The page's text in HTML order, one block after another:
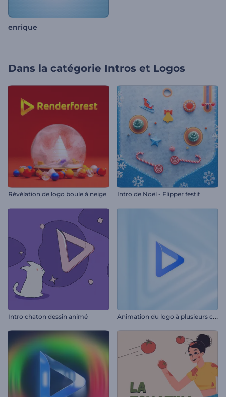
enrique
Dans la catégorie Intros et Logos
Révélation de logo boule à neige Intro de Noël - Flipper festif
Intro chaton dessin animé A
nimation du logo à plusieurs couches